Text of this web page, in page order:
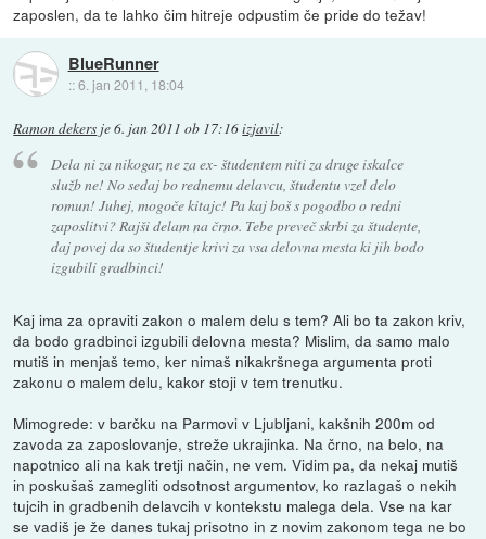
zaposlen, da te lahko čim hitreje odpustim če pride do težav!
BlueRunner
::6. jan 2011, 18:04
Ramon dekers je6. jan 2011 ob 17:16izjavil:
Dela ni za nikogar, ne za ex- študentem niti za druge iskalce
služb ne! No sedaj bo rednemu delavcu, študentu vzel delo
romun! Juhej, mogoče kitajc! Pa kaj boš s pogodbo o redni
zaposlitvi? Rajši delam na črno. Tebe preveč skrbi za študente,
daj povej da so študentje krivi za vsa delovna mesta ki jih bodo
izgubili gradbinci!
Kaj ima za opraviti zakon o malem delu s tem? Ali bo ta zakon kriv,
da bodo gradbinci izgubili delovna mesta? Mislim, da samo malo
mutiš in menjaš temo, ker nimaš nikakršnega argumenta proti
zakonu o malem delu, kakor stoji v tem trenutku.
Mimogrede: v barčku na Parmovi v Ljubljani, kakšnih 200m od
zavoda za zaposlovanje, streže ukrajinka. Na črno, na belo, na
napotnico ali na kak tretji način, ne vem. Vidim pa, da nekaj mutiš
in poskušaš zamegliti odsotnost argumentov, ko razlagaš o nekih
tujcih in gradbenih delavcih v kontekstu malega dela. Vse na kar
se vadiš je že danes tukaj prisotno in z novim zakonom tega ne bo